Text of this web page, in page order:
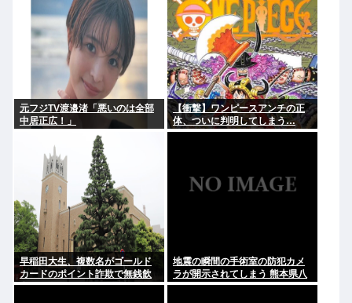
元フジTV渡邉渚「悪いのは全部
中居正広！」
【衝撃】ワンピースアンチの正
体、ついに判明してしまう…
早稲田大生、複数名がゴールド
カードのポイント詐欺で無銭飲
食
地震の瞬間の手術室の防犯カメ
ラが開示されてしまう 熊本県八
代